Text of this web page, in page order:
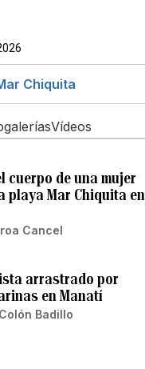
Chiquita
Vídeos
cuerpo de una mujer
playa Mar Chiquita en
Cancel
arrastrado por
en Manatí
Badillo